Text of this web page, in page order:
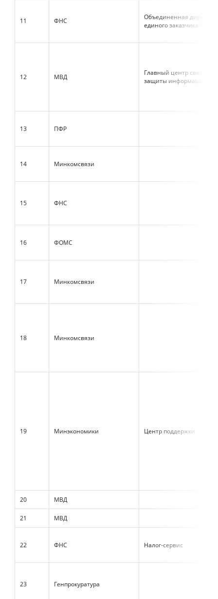
11 ФНС
Объединенная дирекция
единого заказчика ФНС
12 МВД
Главный центр связи и
защиты информации
13 ПФР
14 Минкомсвязи
15 ФНС
16 ФОМС
17 Минкомсвязи
18 Минкомсвязи
19 Минэкономики Центр поддержки
20 МВД
21 МВД
22 ФНС Налог-сервис
23 Генпрокуратура